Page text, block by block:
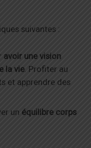
suivantes :
avoir une vision
la vie. Profiter au
et apprendre des
un équilibre corps